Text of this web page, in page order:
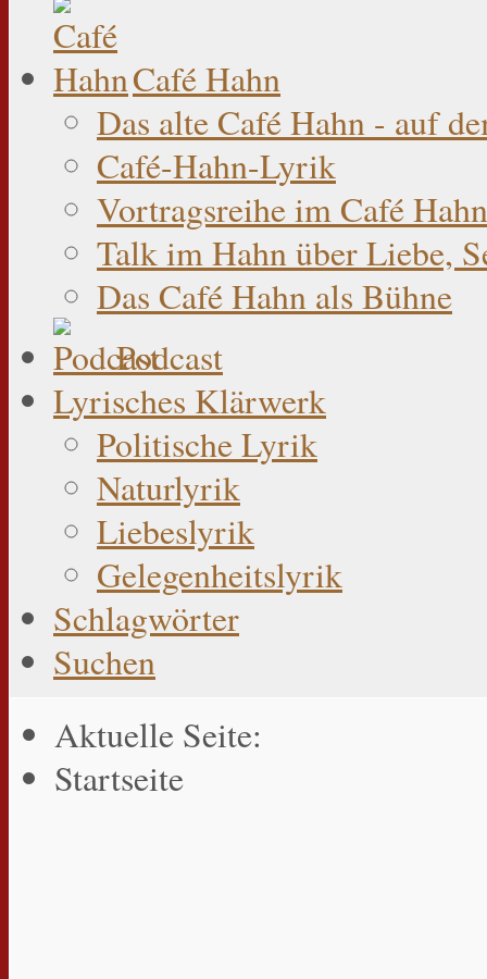
Café Hahn
Das alte Café Hahn - auf
Café-Hahn-Lyrik
Vortragsreihe im Café
Talk im Hahn über Liebe,
Das Café Hahn als Bühne
Podcast
Lyrisches Klärwerk
Politische Lyrik
Naturlyrik
Liebeslyrik
Gelegenheitslyrik
Schlagwörter
Suchen
Aktuelle Seite:
Startseite